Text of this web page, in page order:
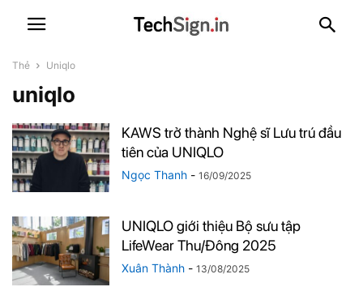
Thẻ Uniqlo
uniqlo
KAWS trở thành Nghệ sĩ Lưu trú đầu
tiên của UNIQLO
Ngọc Thanh - 16/09/2025
UNIQLO giới thiệu Bộ sưu tập
LifeWear Thu/Đông 2025
Xuân Thành - 13/08/2025